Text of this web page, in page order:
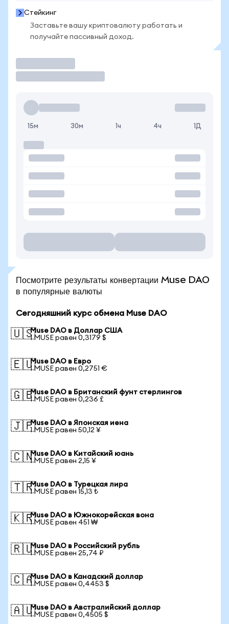
Стейкинг
Заставьте вашу криптовалюту работать и
получайте пассивный доход.
15м 30м 1ч 4ч 1Д
Посмотрите результаты конвертации Muse DAO
в популярные валюты
Сегодняшний курс обмена Muse DAO
🇺🇸Muse DAO в Доллар США
1 MUSE равен 0,3179 $
🇪🇺Muse DAO в Евро
1 MUSE равен 0,2751 €
🇬🇧Muse DAO в Британский фунт стерлингов
1 MUSE равен 0,236 £
🇯🇵Muse DAO в Японская иена
1 MUSE равен 50,12 ¥
🇨🇳Muse DAO в Китайский юань
1 MUSE равен 2,15 ¥
🇹🇷Muse DAO в Турецкая лира
1 MUSE равен 15,13 ₺
🇰🇷Muse DAO в Южнокорейская вона
1 MUSE равен 451 ₩
🇷🇺Muse DAO в Российский рубль
1 MUSE равен 25,74 ₽
🇨🇦Muse DAO в Канадский доллар
1 MUSE равен 0,4453 $
🇦🇺Muse DAO в Австралийский доллар
1 MUSE равен 0,4505 $